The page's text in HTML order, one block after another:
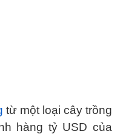
từ một loại cây trồng
hàng tỷ USD của